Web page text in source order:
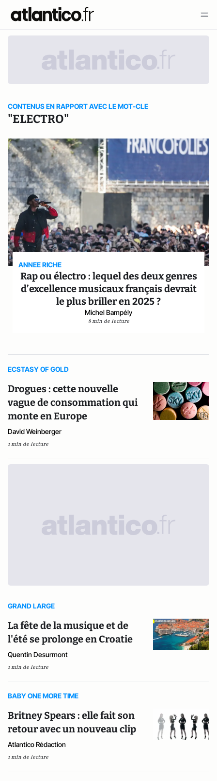
CONTENUS EN RAPPORT AVEC LE MOT-CLE
"ELECTRO"
ANNEE RICHE
Rap ou électro : lequel des deux genres
d’excellence musicaux français devrait
le plus briller en 2025 ?
Michel Bampély
8 min de lecture
ECSTASY OF GOLD
Drogues : cette nouvelle
vague de consommation qui
monte en Europe
David Weinberger
1 min de lecture
GRAND LARGE
La fête de la musique et de
l'été se prolonge en Croatie
Quentin Desurmont
1 min de lecture
BABY ONE MORE TIME
Britney Spears : elle fait son
retour avec un nouveau clip
Atlantico Rédaction
1 min de lecture